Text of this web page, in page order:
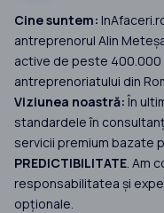
Cine suntem:
antreprenorul Alin
active de peste
antreprenoriatului din
Viziunea noastră:În
standardele în
servicii premium bazate
PREDICTIBILITATE. Am
responsabilitatea și
opționale.